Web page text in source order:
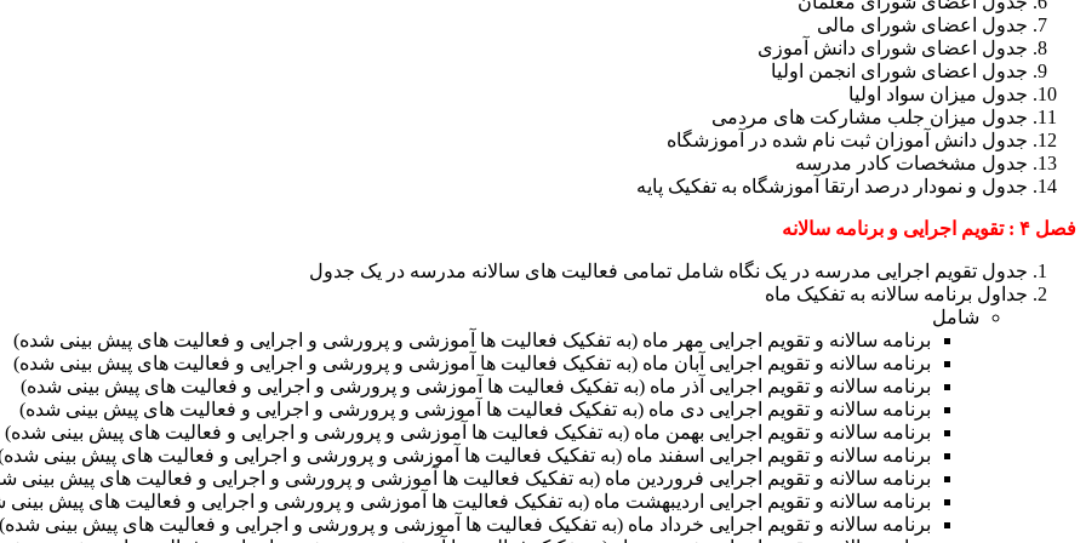
جدول اعضای شورای مالی
جدول اعضای شورای دانش آموزی
جدول اعضای شورای انجمن اولیا
جدول میزان سواد اولیا
جدول میزان جلب مشارکت های مردمی
جدول دانش آموزان ثبت نام شده در آموزشگاه
جدول مشخصات کادر مدرسه
جدول و نمودار درصد ارتقا آموزشگاه به تفکیک پایه
فصل ۴ : تقویم اجرایی و برنامه سالانه
جدول تقویم اجرایی مدرسه در یک نگاه شامل تمامی فعالیت های سالانه مدرسه در یک جدول
جداول برنامه سالانه به تفکیک ماه
شامل
برنامه سالانه و تقویم اجرایی مهر ماه (به تفکیک فعالیت ها آموزشی و پرورشی و اجرایی و فعالیت های پیش بینی شده)
برنامه سالانه و تقویم اجرایی آبان ماه (به تفکیک فعالیت ها آموزشی و پرورشی و اجرایی و فعالیت های پیش بینی شده)
برنامه سالانه و تقویم اجرایی آذر ماه (به تفکیک فعالیت ها آموزشی و پرورشی و اجرایی و فعالیت های پیش بینی شده)
برنامه سالانه و تقویم اجرایی دی ماه (به تفکیک فعالیت ها آموزشی و پرورشی و اجرایی و فعالیت های پیش بینی شده)
برنامه سالانه و تقویم اجرایی بهمن ماه (به تفکیک فعالیت ها آموزشی و پرورشی و اجرایی و فعالیت های پیش بینی شده)
برنامه سالانه و تقویم اجرایی اسفند ماه (به تفکیک فعالیت ها آموزشی و پرورشی و اجرایی و فعالیت های پیش بینی
برنامه سالانه و تقویم اجرایی فروردین ماه (به تفکیک فعالیت ها آموزشی و پرورشی و اجرایی و فعالیت های پیش بینی
برنامه سالانه و تقویم اجرایی اردیبهشت ماه (به تفکیک فعالیت ها آموزشی و پرورشی و اجرایی و فعالیت های پیش
برنامه سالانه و تقویم اجرایی خرداد ماه (به تفکیک فعالیت ها آموزشی و پرورشی و اجرایی و فعالیت های پیش بینی شده)